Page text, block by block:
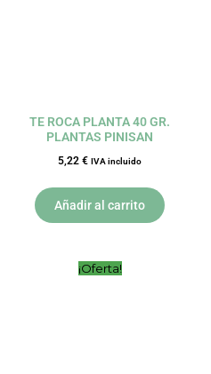
TE ROCA PLANTA 40 GR.
PLANTAS PINISAN
5,22 € IVA incluido
Añadir al carrito
¡Oferta!
El
precio
El
precio